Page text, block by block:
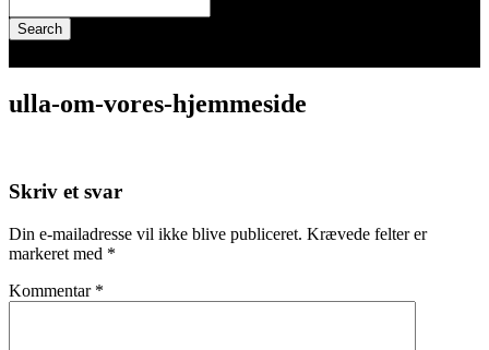
for:
ulla-om-vores-hjemmeside
Skriv et svar
Din e-mailadresse vil ikke blive publiceret. Krævede felter er
markeret med *
Kommentar *